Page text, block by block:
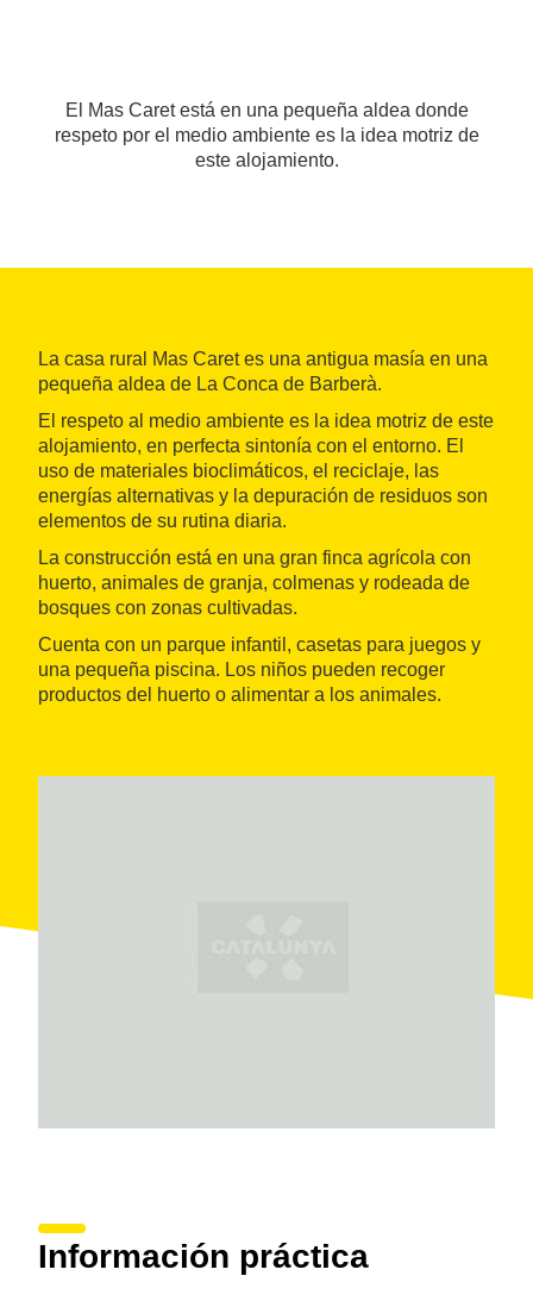
El Mas Caret está en una pequeña aldea donde
respeto por el medio ambiente es la idea motriz de
este alojamiento.
La casa rural Mas Caret es una antigua masía en una
pequeña aldea de La Conca de Barberà.
El respeto al medio ambiente es la idea motriz de este
alojamiento, en perfecta sintonía con el entorno. El
uso de materiales bioclimáticos, el reciclaje, las
energías alternativas y la depuración de residuos son
elementos de su rutina diaria.
La construcción está en una gran finca agrícola con
huerto, animales de granja, colmenas y rodeada de
bosques con zonas cultivadas.
Cuenta con un parque infantil, casetas para juegos y
una pequeña piscina. Los niños pueden recoger
productos del huerto o alimentar a los animales.
Información práctica